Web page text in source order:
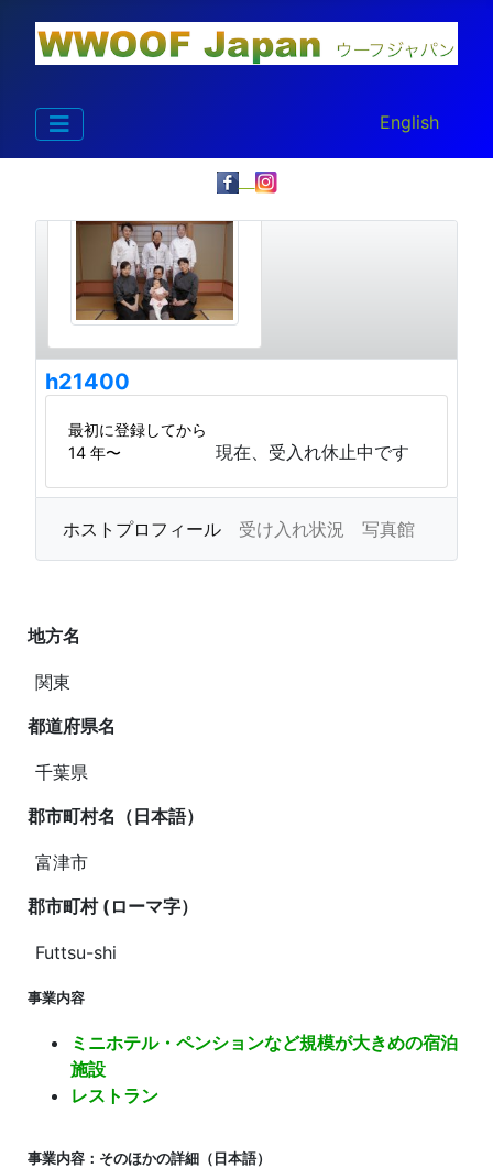
あなたが使う
English
h21400
最初に登録してから
14 年〜
現在、受入れ休止中です
ホストプロフィール 受け入れ状況 写真館
詳細
地方名
関東
都道府県名
千葉県
郡市町村名（日本語）
富津市
郡市町村 (ローマ字）
Futtsu-shi
事業内容
ミニホテル・ペンションなど規模が大きめの宿泊
施設
レストラン
事業内容：そのほかの詳細（日本語）